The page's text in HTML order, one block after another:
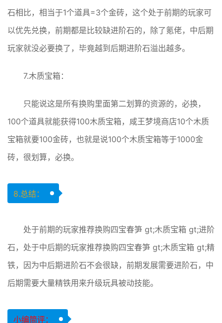
石相比，相当于1个道具=3个金砖，这个处于前期的玩家可
以优先兑换，前期都是比较缺进阶石的，除了氪佬，中后期
玩家就没必要换了，毕竟越到后期进阶石溢出越多。
7.木质宝箱：
只能说这是所有换购里面第二划算的资源的，必换，
100个道具就能获得100木质宝箱，咸王梦境商店10个木质
宝箱就要100金砖，也就是说100个木质宝箱等于1000金
砖，很划算，必换。
8.总结：
处于前期的玩家推荐换购四宝春笋 gt;木质宝箱 gt;进阶
石，处于中后期的玩家推荐换购四宝春笋 gt;木质宝箱 gt;精
铁，因为中后期进阶石不会很缺，前期发展需要进阶石，中
后期需要大量精铁用来升级玩具被动技能。
小编简评：